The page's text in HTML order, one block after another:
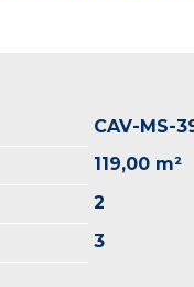
CAV-MS-
119,00 m²
2
3